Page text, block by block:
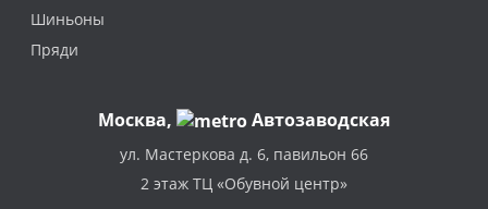
Шиньоны
Пряди
Москва, Автозаводская
ул. Мастеркова д. 6, павильон 66
2 этаж ТЦ «Обувной центр»